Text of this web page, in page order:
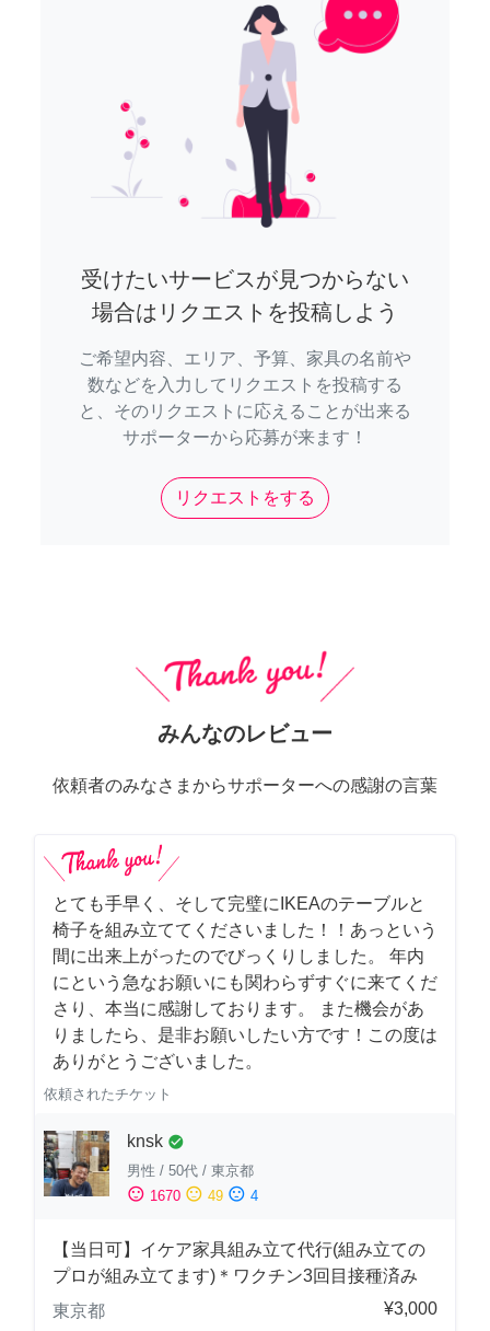
受けたいサービスが見つからない
場合はリクエストを投稿しよう
ご希望内容、エリア、予算、家具の名前や
数などを入力してリクエストを投稿する
と、そのリクエストに応えることが出来る
サポーターから応募が来ます！
リクエストをする
みんなのレビュー
依頼者のみなさまからサポーターへの感謝の言葉
とても手早く、そして完璧にIKEAのテーブルと
椅子を組み立ててくださいました！！あっという
間に出来上がったのでびっくりしました。 年内
にという急なお願いにも関わらずすぐに来てくだ
さり、本当に感謝しております。 また機会があ
りましたら、是非お願いしたい方です！この度は
ありがとうございました。
依頼されたチケット
knsk check_circle
男性 / 50代 / 東京都
sentiment_satisfied 1670 sentiment_neutral 49 sentiment_dissatisfied 4
【当日可】イケア家具組み立て代行(組み立ての
プロが組み立てます)＊ワクチン3回目接種済み
東京都
¥3,000